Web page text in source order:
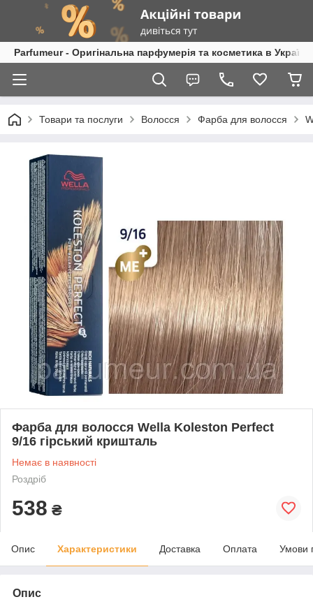
Parfumeur - Оригінальна парфумерія та косметика в Україні
Товари та послуги Волосся Фарба для волосся
Фарба для волосся Wella Koleston Perfect
9/16 гірський кришталь
Немає в наявності
Роздріб
538 ₴
Опис Характеристики Доставка Оплата Умови
Опис